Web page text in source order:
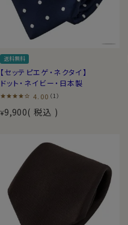
送料無料
【セッテピエゲ・ネクタイ】
ドット・ネイビー・日本製
4.00 （1）
¥9,900 税込